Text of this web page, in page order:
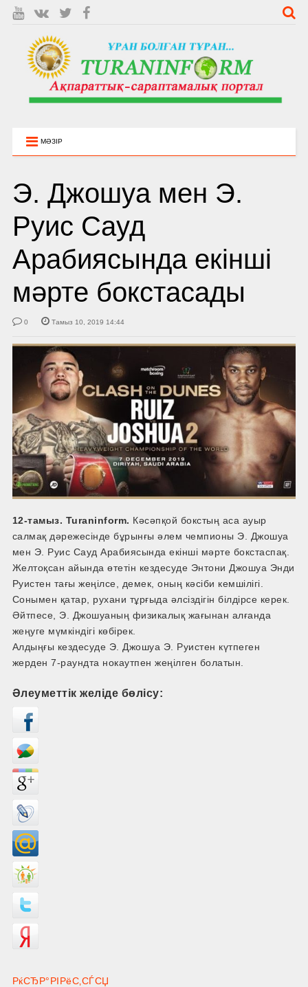
МӘЗІР
Э. Джошуа мен Э.
Руис Сауд
Арабиясында екінші
мәрте бокстасады
0 Тамыз 10, 2019 14:44
12-тамыз. Turaninform. Кәсәпқой бокстың аса ауыр
салмақ дәрежесінде бұрынғы әлем чемпионы Э. Джошуа
мен Э. Руис Сауд Арабиясында екінші мәрте бокстаспақ.
Желтоқсан айында өтетін кездесуде Энтони Джошуа Энди
Руистен тағы жеңілсе, демек, оның кәсіби кемшілігі.
Сонымен қатар, рухани тұрғыда әлсіздігін білдірсе керек.
Әйтпесе, Э. Джошуаның физикалық жағынан алғанда
жеңуге мүмкіндігі көбірек.
Алдыңғы кездесуде Э. Джошуа Э. Руистен күтпеген
жерден 7-раундта нокаутпен жеңілген болатын.
Әлеуметтік желіде бөлісу:
РќСЂР°РІРёС‚СЃСЏ